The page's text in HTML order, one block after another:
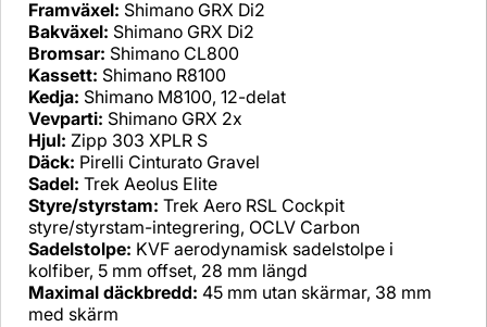
Framväxel: Shimano GRX Di2
Bakväxel: Shimano GRX Di2
Bromsar: Shimano CL800
Kassett: Shimano R8100
Kedja: Shimano M8100, 12-delat
Vevparti: Shimano GRX 2x
Hjul: Zipp 303 XPLR S
Däck: Pirelli Cinturato Gravel
Sadel: Trek Aeolus Elite
Styre/styrstam: Trek Aero RSL Cockpit
styre/styrstam-integrering, OCLV Carbon
Sadelstolpe: KVF aerodynamisk sadelstolpe i
kolfiber, 5 mm offset, 28 mm längd
Maximal däckbredd: 45 mm utan skärmar, 38 mm
med skärm